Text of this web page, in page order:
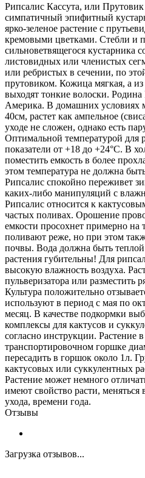
Рипсалис Кассута, или Прутовик
симпатичный эпифитный
ярко-зеленое растение с
кремовыми цветками. Стебли и
сильноветвящегося кустарника
листовидных или членистых
или ребристых в сечении, по
прутовиком. Кожица мягкая, а
выходят тонкие волоски.
Америка. В домашних условиях
40см, растет как ампельное
уходе не сложен, однако есть
Оптимальной температурой для
показатели от +18 до +24°С. В
поместить емкость в более
этом температура не должна
Рипсалис спокойно переживет
каких-либо манипуляций с
Рипсалис относится к
частых поливах. Орошение
емкости просохнет примерно на
поливают реже, но при этом
почвы. Вода должна быть
растения губительны! Для
высокую влажность воздуха.
пульверизатора или разместить
Культура положительно
используют в период с мая по
месяц. В качестве подкормки
комплексы для кактусов и
согласно инструкции. Растение
транспортировочном горшке
пересадить в горшок около 1л.
кактусовых или
Растение может немного
имеют свойство расти, меняться
ухода, времени года.
Отзывы
Загрузка отзывов...